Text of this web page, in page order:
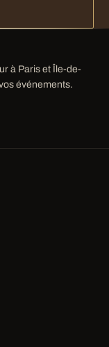
à Paris et Île-de-
événements.